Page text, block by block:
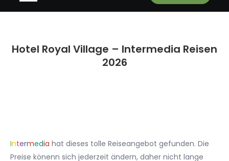
Hotel Royal Village – Intermedia Reisen
2026
Intermedia hat dieses tolle Reiseangebot gefunden. Die
Preise könenn sich jederzeit ändern, daher nicht lange